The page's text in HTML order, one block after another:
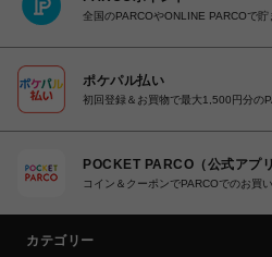
全国のPARCOやONLINE PARCOで貯
ポケパル払い
初回登録＆お買物で最大1,500円分の
POCKET PARCO（公式アプリ
コイン＆クーポンでPARCOでのお買
カテゴリー